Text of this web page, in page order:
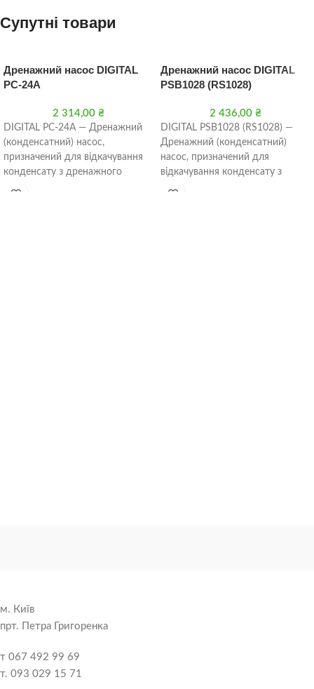
Супутні товари
Дренажний насос DIGITAL
PC-24A
2 314,00 ₴
DIGITAL PC-24A — Дренажний
(конденсатний) насос,
призначений для відкачування
конденсату з дренажного
Дренажний насос DIGITAL
PSB1028 (RS1028)
2 436,00 ₴
DIGITAL PSB1028 (RS1028) —
Дренажний (конденсатний)
насос, призначений для
відкачування конденсату з
м. Київ
прт. Петра Григоренка
т 067 492 99 69
т. 093 029 15 71